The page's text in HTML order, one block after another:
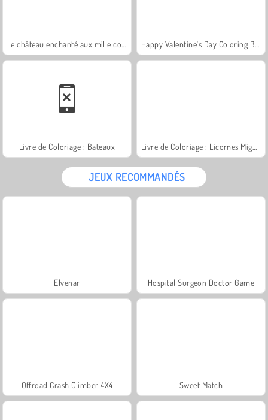
Livre de Coloriage : Bateaux
JEUX RECOMMANDÉS
Elvenar Hospital Surgeon Doctor Game
Offroad Crash Climber 4X4 Sweet Match